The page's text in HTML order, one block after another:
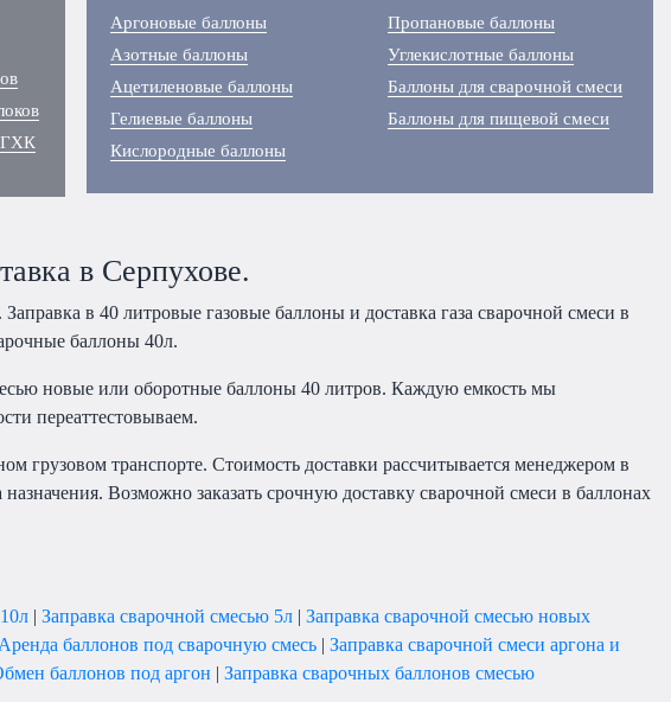
ГХК
Аргоновые баллоны
Азотные баллоны
Ацетиленовые баллоны
Гелиевые баллоны
Кислородные баллоны
Пропановые баллоны
Углекислотные баллоны
Баллоны для сварочной смеси
Баллоны для пищевой смеси
в Серпухове.
в 40 литровые газовые баллоны и доставка газа сварочной смеси в
баллоны 40л.
новые или оборотные баллоны 40 литров. Каждую емкость мы
переаттестовываем.
грузовом транспорте. Стоимость доставки рассчитывается менеджером в
Возможно заказать срочную доставку сварочной смеси в баллонах
| Заправка сварочной смесью 5л | Заправка сварочной смесью новых
Аренда баллонов под сварочную смесь | Заправка сварочной смеси аргона и
баллонов под аргон | Заправка сварочных баллонов смесью